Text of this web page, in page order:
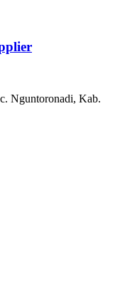
Nguntoronadi, Kab.